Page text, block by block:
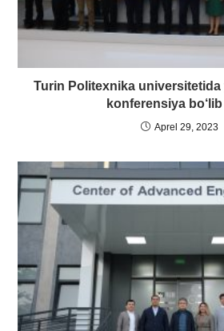
Turin Politexnika
konferensiya bo‘lib
Aprel 29, 2023